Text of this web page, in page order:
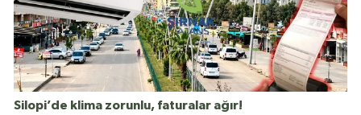
Silopi’de klima zorunlu, faturalar ağır!